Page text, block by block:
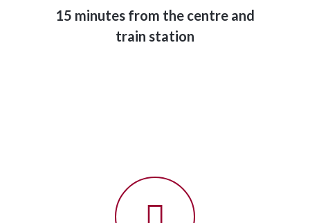
15 minutes from the centre and
train station